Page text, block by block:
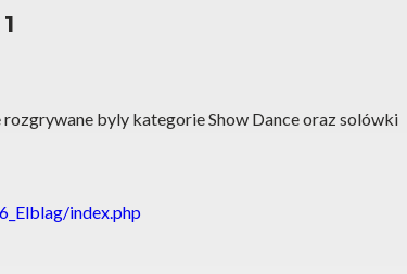
byly kategorie Show Dance oraz solówki
index.php